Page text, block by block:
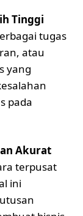
Tinggi
tugas
atau
yang
pada
Akurat
terpusat
ini